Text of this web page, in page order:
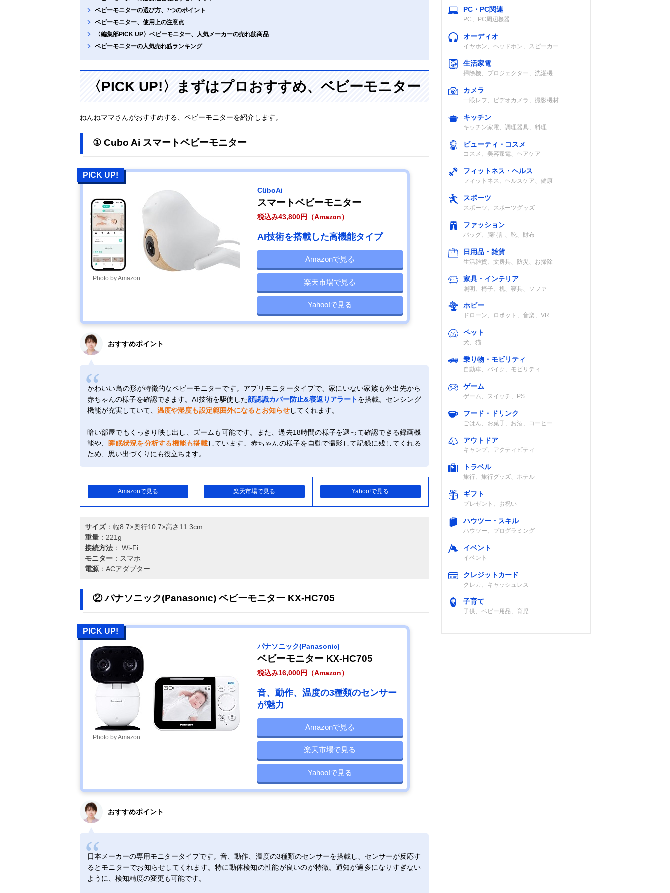
ベビーモニターの選び方、7つのポイント
ベビーモニター、使用上の注意点
〈編集部PICK UP〉ベビーモニター、人気メーカーの売れ筋商品
ベビーモニターの人気売れ筋ランキング
〈PICK UP!〉まずはプロおすすめ、ベビーモニター
ねんねママさんがおすすめする、ベビーモニターを紹介します。
① Cubo Ai スマートベビーモニター
PICK UP!
Photo by Amazon
CüboAi
スマートベビーモニター
税込み43,800円（Amazon）
AI技術を搭載した高機能タイプ
Amazonで見る
楽天市場で見る
Yahoo!で見る
おすすめポイント
かわいい鳥の形が特徴的なベビーモニターです。アプリモニタータイプで、家にいない家族も外出先から
赤ちゃんの様子を確認できます。AI技術を駆使した顔認識カバー防止&寝返りアラートを搭載。センシング
機能が充実していて、 温度や湿度も設定範囲外になるとお知らせしてくれます。
暗い部屋でもくっきり映し出し、ズームも可能です。また、過去18時間の様子を遡って確認できる録画機
能や、
睡眠状況を分析する機能も搭載しています。赤ちゃんの様子を自動で撮影して記録に残してくれる
ため、思い出づくりにも役立ちます。
Amazonで見る 楽天市場で見る Yahoo!で見る
サイズ：幅8.7×奥行10.7×高さ11.3cm
重量：221g
接続方法： Wi-Fi
モニター：スマホ
電源：ACアダプター
② パナソニック(Panasonic) ベビーモニター KX-HC705
PICK UP!
Photo by Amazon
パナソニック(Panasonic)
ベビーモニター KX-HC705
税込み16,000円（Amazon）
音、動作、温度の3種類のセンサー
が魅力
Amazonで見る
楽天市場で見る
Yahoo!で見る
おすすめポイント
日本メーカーの専用モニタータイプです。音、動作、温度の3種類のセンサーを搭載し、センサーが反応す
るとモニターでお知らせしてくれます。特に動体検知の性能が良いのが特徴。通知が過多になりすぎない
ように、検知精度の変更も可能です。
PC・PC関連
PC、PC周辺機器
オーディオ
イヤホン、ヘッドホン、スピーカー
生活家電
掃除機、プロジェクター、洗濯機
カメラ
一眼レフ、ビデオカメラ、撮影機材
キッチン
キッチン家電、調理器具、料理
ビューティ・コスメ
コスメ、美容家電、ヘアケア
フィットネス・ヘルス
フィットネス、ヘルスケア、健康
スポーツ
スポーツ、スポーツグッズ
ファッション
バッグ、腕時計、靴、財布
日用品・雑貨
生活雑貨、文房具、防災、お掃除
家具・インテリア
照明、椅子、机、寝具、ソファ
ホビー
ドローン、ロボット、音楽、VR
ペット
犬、猫
乗り物・モビリティ
自動車、バイク、モビリティ
ゲーム
ゲーム、スイッチ、PS
フード・ドリンク
ごはん、お菓子、お酒、コーヒー
アウトドア
キャンプ、アクティビティ
トラベル
旅行、旅行グッズ、ホテル
ギフト
プレゼント、お祝い
ハウツー・スキル
ハウツー、プログラミング
イベント
イベント
クレジットカード
クレカ、キャッシュレス
子育て
子供、ベビー用品、育児